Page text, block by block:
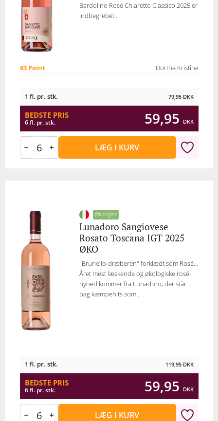
Bardolino Rosé Chiaretto Classico 2025 er
indbegrebet...
93 Point Dorthe Kristine
1 fl. pr. stk. 79,95 DKK
BEDSTE PRIS
6 fl. pr. stk. 59,95 DKK
LÆG I KURV
Økologisk
Lunadoro Sangiovese
Rosato Toscana IGT 2025
ØKO
"Brunello-dræberen" forklædt som Rosé…
Året mest læskende og økologiske rosé-
nyhed kommer fra Lunaduro, der står
bag kæmpehits som...
1 fl. pr. stk. 119,95 DKK
BEDSTE PRIS
6 fl. pr. stk. 59,95 DKK
LÆG I KURV